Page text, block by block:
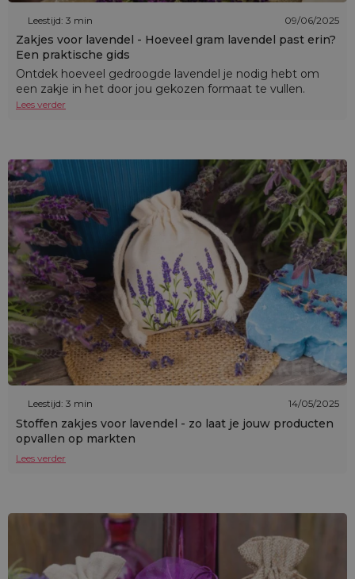
Leestijd: 3 min 09/06/2025
Zakjes voor lavendel - Hoeveel gram lavendel past erin?
Een praktische gids
Ontdek hoeveel gedroogde lavendel je nodig hebt om
een zakje in het door jou gekozen formaat te vullen.
Lees verder
Leestijd: 3 min 14/05/2025
Stoffen zakjes voor lavendel - zo laat je jouw producten
opvallen op markten
Lees verder